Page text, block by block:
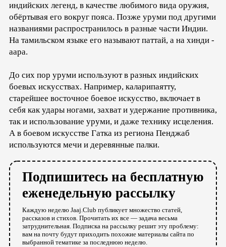
индийских легенд, в качестве любимого вида оружия,
обёртывая его вокруг пояса. Позже уруми под другими
названиями распространилось в разные части Индии.
На тамильском языке его называют паттай, а на хинди -
аара.
До сих пор уруми используют в разных индийских
боевых искусствах. Например, каларипаятту,
старейшее восточное боевое искусство, включает в
себя как удары ногами, захват и удержание противника,
так и использование уруми, и даже технику исцеления.
А в боевом искусстве Гатка из региона Пенджаб
используются мечи и деревянные палки.
Подпишитесь на бесплатную
еженедельную рассылку
Каждую неделю Jaaj.Club публикует множество статей,
рассказов и стихов. Прочитать их все — задача весьма
затруднительная. Подписка на рассылку решит эту проблему:
вам на почту будут приходить похожие материалы сайта по
выбранной тематике за последнюю неделю.